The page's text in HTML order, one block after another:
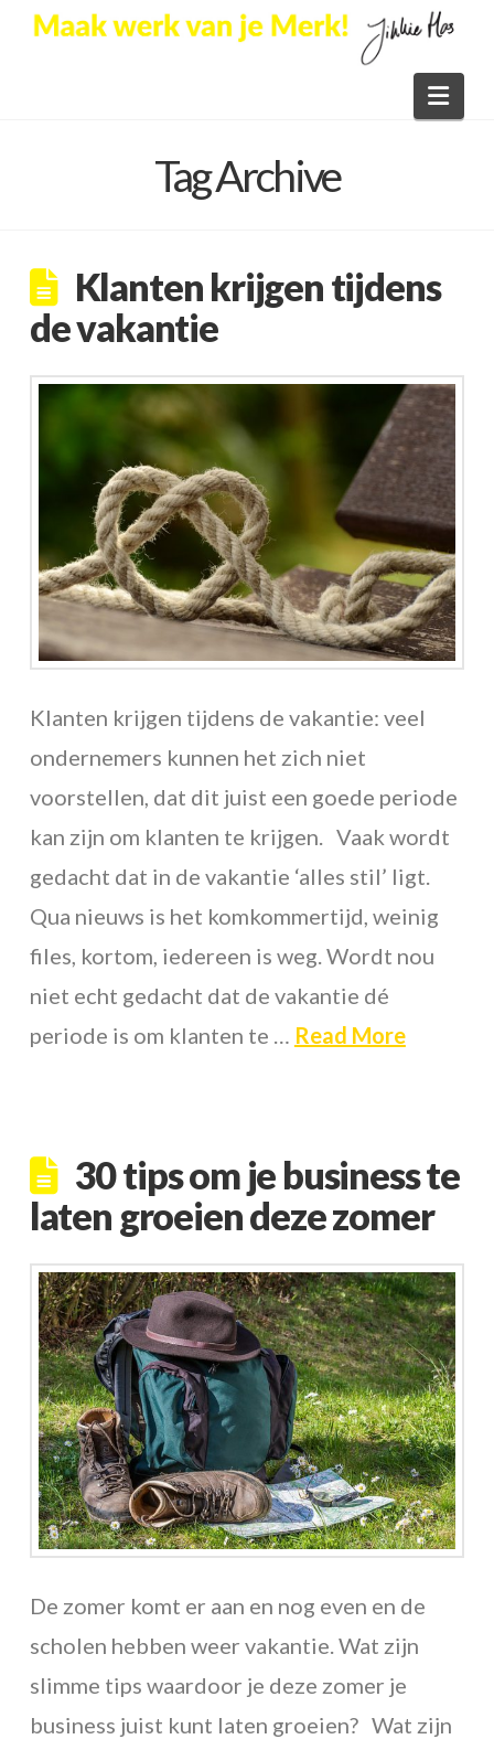
Tag Archive
Klanten krijgen tijdens
de vakantie
Klanten krijgen tijdens de vakantie: veel
ondernemers kunnen het zich niet
voorstellen, dat dit juist een goede periode
kan zijn om klanten te krijgen. Vaak wordt
gedacht dat in de vakantie ‘alles stil’ ligt.
Qua nieuws is het komkommertijd, weinig
files, kortom, iedereen is weg. Wordt nou
niet echt gedacht dat de vakantie dé
periode is om klanten te … Read More
30 tips om je business te
laten groeien deze zomer
De zomer komt er aan en nog even en de
scholen hebben weer vakantie. Wat zijn
slimme tips waardoor je deze zomer je
business juist kunt laten groeien? Wat zijn